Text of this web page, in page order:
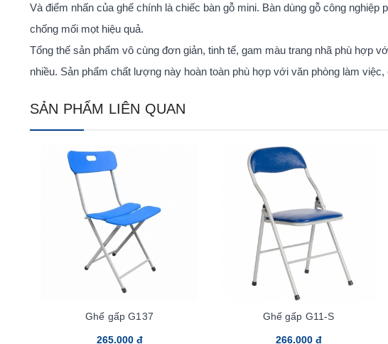
Và điểm nhấn của ghế chính là chiếc bàn gỗ mini. Bàn dùng gỗ công
chống mối mọt hiệu quả.
Tổng thế sản phẩm vô cùng đơn giản, tinh tế, gam màu trang nhã phù hợp
nhiều. Sản phẩm chất lượng này hoàn toàn phù hợp với văn phòng làm
SẢN PHẨM LIÊN QUAN
Ghế gấp G137
265.000 đ
Ghế gấp G11-S
266.000 đ